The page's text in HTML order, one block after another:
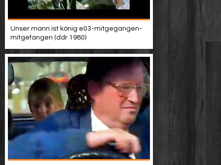
Unser mann ist könig e03-mitgegangen-
mitgefangen (ddr 1980)